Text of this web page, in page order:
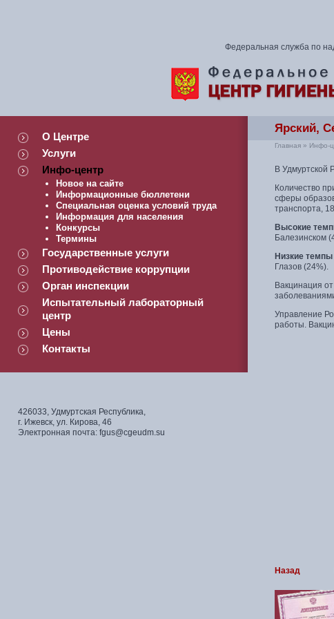
Федеральная служба по
О Центре
Услуги
Инфо-центр
Новое на сайте
Информационные бюллетени
Специальная оценка условий труда
Информация для населения
Конкурсы
Термины
Государственные услуги
Противодействие коррупции
Орган инспекции
Испытательный лабораторный
центр
Цены
Контакты
426033, Удмуртская Республика,
г. Ижевск, ул. Кирова, 46
Электронная почта: fgus@cgeudm.su
Ярский,
Главная » Инфо-
В Удмуртской
Количество
сферы
транспорта,
Высокие
Балезинском
Низкие
Глазов (24%).
Вакцинация
Управление
работы.
Назад